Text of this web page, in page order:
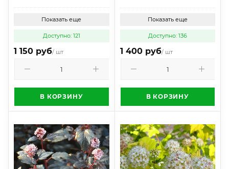
Показать еще
Доступно: 121
1 150 руб/ шт
В КОРЗИНУ
Показать еще
Доступно: 136
1 400 руб/ шт
В КОРЗИНУ